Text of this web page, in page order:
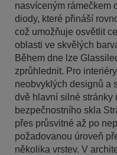
nasvíceným rámečkem
diody, které přináší
což umožňuje osvětlit
oblasti ve skvělých
Během dne lze
zprůhlednit. Pro
neobvyklých designů a
dvě hlavní silné stránky
bezpečnostního skla
přes průsvitné až po
požadovanou úroveň
několika vrstev. V